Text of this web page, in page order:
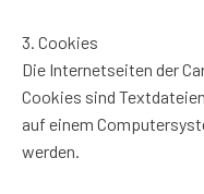
3. Cookies
Die Internetseiten der
Cookies sind
auf einem
werden.